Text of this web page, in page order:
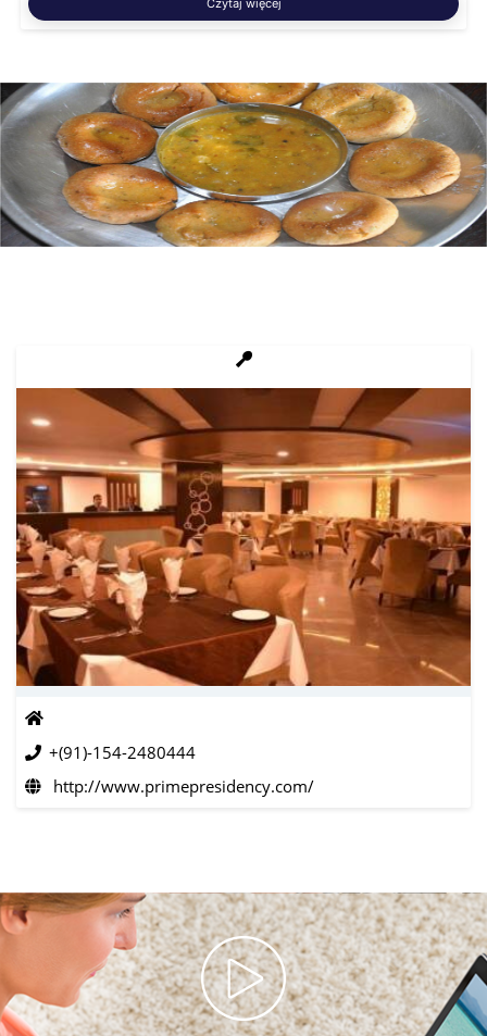
Czytaj więcej
+(91)-154-2480444
http://www.primepresidency.com/